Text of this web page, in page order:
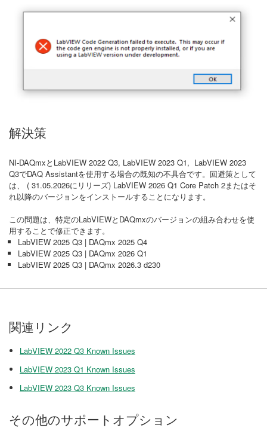
解決策
NI-DAQmxとLabVIEW 2022 Q3, LabVIEW 2023 Q1, LabVIEW 2023
Q3でDAQ Assistantを使用する場合の既知の不具合です。回避策として
は、 ( 31.05.2026にリリーズ) LabVIEW 2026 Q1 Core Patch 2またはそ
れ以降のバージョンをインストールすることになります。
この問題は、特定のLabVIEWとDAQmxのバージョンの組み合わせを使
用することで修正できます。
LabVIEW 2025 Q3 | DAQmx 2025 Q4
LabVIEW 2025 Q3 | DAQmx 2026 Q1
LabVIEW 2025 Q3 | DAQmx 2026.3 d230
関連リンク
LabVIEW 2022 Q3 Known Issues
LabVIEW 2023 Q1 Known Issues
LabVIEW 2023 Q3 Known Issues
その他のサポートオプション